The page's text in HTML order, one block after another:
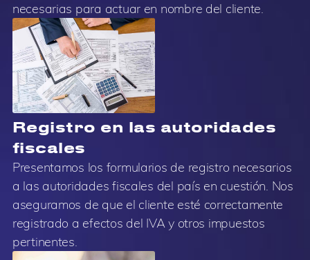
necesarias para actuar en nombre del cliente.
Registro en las autoridades
fiscales
Presentamos los formularios de registro necesarios
a las autoridades fiscales del país en cuestión. Nos
aseguramos de que el cliente esté correctamente
registrado a efectos del IVA y otros impuestos
pertinentes.